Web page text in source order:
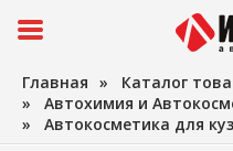
Главная » Каталог
» Автохимия и
» Автокосметика для